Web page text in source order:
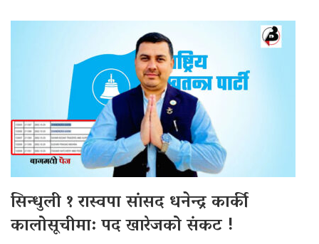
सिन्धुली १ रास्वपा सांसद धनेन्द्र कार्की
कालोसूचीमा: पद खारेजको संकट !